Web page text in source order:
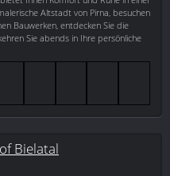
Altstadt von Pirna, besuchen
Bauwerken, entdecken Sie die
Sie abends in Ihre persönliche
Bielatal